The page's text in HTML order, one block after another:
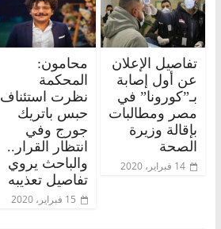
تفاصيل الإعلان
عن أول إصابة
بـ”كورونا” في
مصر ومطالبات
بإقالة وزيرة
الصحة
14 فبراير، 2020
محامون:
المحكمة
نظرت استئناف
حبس باتريك
جورج وفي
انتظار القرار..
والباحث يروي
تفاصيل تعذيبه
15 فبراير، 2020